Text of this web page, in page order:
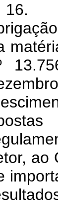
16.
ao